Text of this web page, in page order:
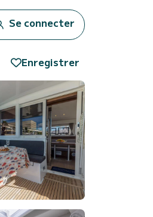
Se connecter
Enregistrer